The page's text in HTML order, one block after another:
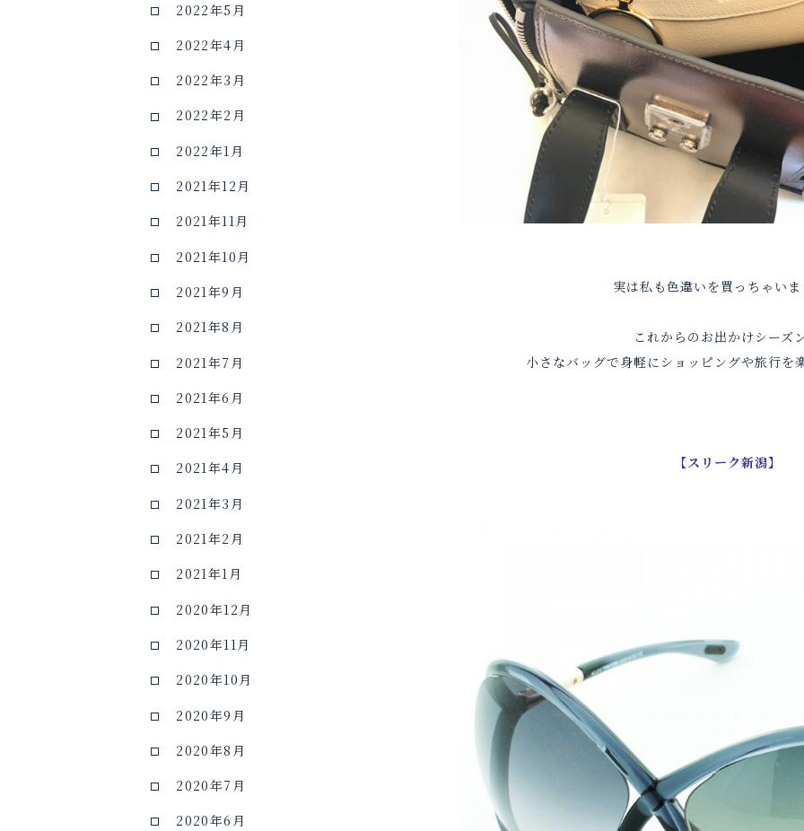
2022年5月
2022年4月
2022年3月
2022年2月
2022年1月
2021年12月
2021年11月
2021年10月
2021年9月
2021年8月
2021年7月
2021年6月
2021年5月
2021年4月
2021年3月
2021年2月
2021年1月
2020年12月
2020年11月
2020年10月
2020年9月
2020年8月
2020年7月
2020年6月
実は私も色違いを買っちゃい
これからのお出かけシーズ
小さなバッグで身軽にショッピングや旅行を
【スリーク新潟】